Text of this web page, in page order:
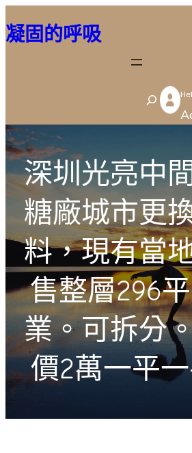
至
容
凝固的呼吸
S
e
r
h
深圳光亮中
糖廠城市更
料，現有當
售整層296
業。可拆分
價2萬一平